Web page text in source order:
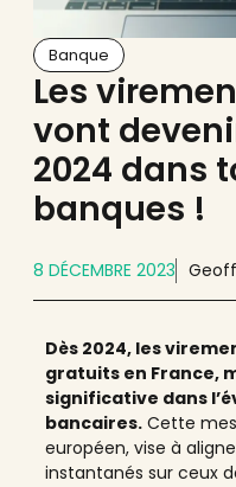
Banque
Les
vont
2024 dans
banques !
8 DÉCEMBRE 2023
Dès 2024, les
gratuits en France,
significative dans
bancaires. Cette
européen, vise à
instantanés sur ceux